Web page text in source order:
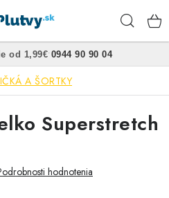
od 1,99€• 0944 90 90 04
A ŠORTKY
Superstretch
hodnotenia